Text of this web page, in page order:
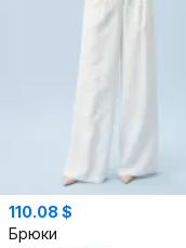
110.08 $
Брюки